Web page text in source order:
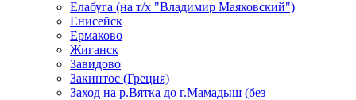
Елабуга (на т/х "Владимир Маяковский")
Енисейск
Ермаково
Жиганск
Завидово
Закинтос (Греция)
Заход на р.Вятка до г.Мамадыш (без